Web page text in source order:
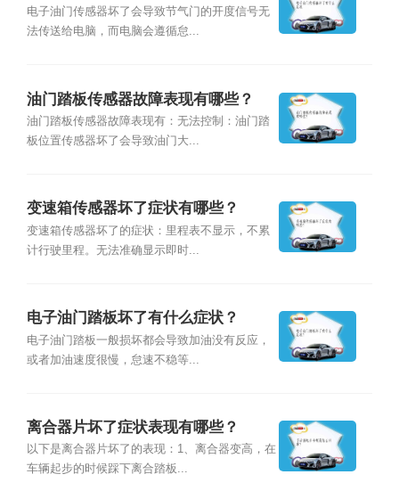
电子油门传感器坏了会导致节气门的开度信号无
法传送给电脑，而电脑会遵循怠...
油门踏板传感器故障表现有哪些？
油门踏板传感器故障表现有：无法控制：油门踏
板位置传感器坏了会导致油门大...
变速箱传感器坏了症状有哪些？
变速箱传感器坏了的症状：里程表不显示，不累
计行驶里程。无法准确显示即时...
电子油门踏板坏了有什么症状？
电子油门踏板一般损坏都会导致加油没有反应，
或者加油速度很慢，怠速不稳等...
离合器片坏了症状表现有哪些？
以下是离合器片坏了的表现：1、离合器变高，在
车辆起步的时候踩下离合踏板...